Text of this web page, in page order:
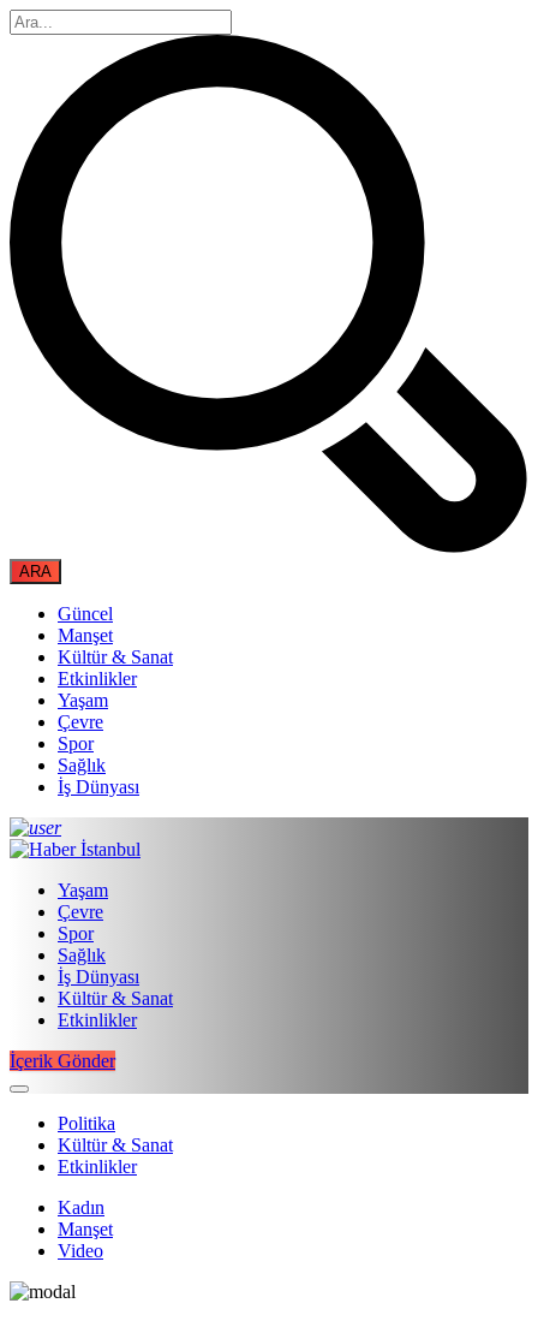
Güncel
Manşet
Kültür & Sanat
Etkinlikler
Yaşam
Çevre
Spor
Sağlık
İş Dünyası
Yaşam
Çevre
Spor
Sağlık
İş Dünyası
Kültür & Sanat
Etkinlikler
İçerik Gönder
Politika
Kültür & Sanat
Etkinlikler
Kadın
Manşet
Video